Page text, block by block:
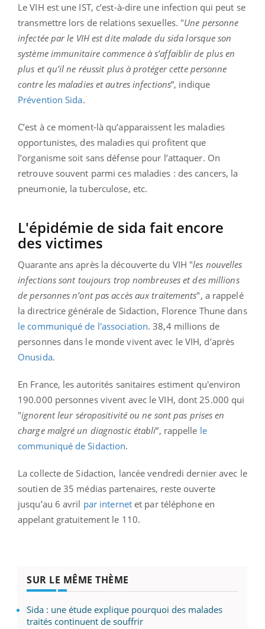
Le VIH est une IST, c’est-à-dire une infection qui peut se
transmettre lors de relations sexuelles. "Une personne
infectée par le VIH est dite malade du sida lorsque son
système immunitaire commence à s’affaiblir de plus en
plus et qu’il ne réussit plus à protéger cette personne
contre les maladies et autres infections”, indique
Prévention Sida.
C’est à ce moment-là qu’apparaissent les maladies
opportunistes, des maladies qui profitent que
l’organisme soit sans défense pour l’attaquer. On
retrouve souvent parmi ces maladies : des cancers, la
pneumonie, la tuberculose, etc.
L'épidémie de sida fait encore
des victimes
Quarante ans après la découverte du VIH "les nouvelles
infections sont toujours trop nombreuses et des millions
de personnes n’ont pas accès aux traitements", a rappelé
la directrice générale de Sidaction, Florence Thune dans
le communiqué de l'association. 38,4 millions de
personnes dans le monde vivent avec le VIH, d’après
Onusida.
En France, les autorités sanitaires estiment qu'environ
190.000 personnes vivent avec le VIH, dont 25.000 qui
"ignorent leur séropositivité ou ne sont pas prises en
charge malgré un diagnostic établi”, rappelle le
communiqué de Sidaction.
La collecte de Sidaction, lancée vendredi dernier avec le
soutien de 35 médias partenaires, reste ouverte
jusqu’au 6 avril par internetet par téléphone en
appelant gratuitement le 110.
SUR LE MÊME THÈME
Sida : une étude explique pourquoi des malades
traités continuent de souffrir